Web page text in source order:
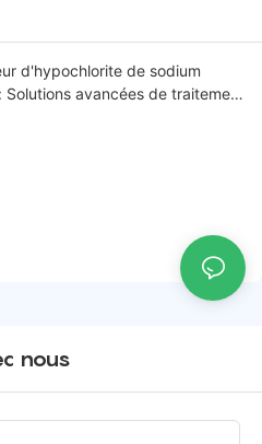
d'hypochlorite de sodium
Solutions avancées de traitement
nous